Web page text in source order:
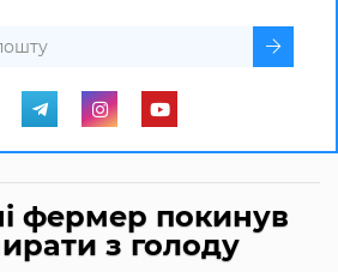
фермер покинув
з голоду